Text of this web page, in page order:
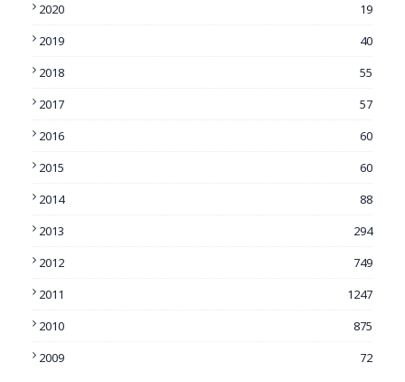
2020
19
2019
40
2018
55
2017
57
2016
60
2015
60
2014
88
2013
294
2012
749
2011
1247
2010
875
2009
72